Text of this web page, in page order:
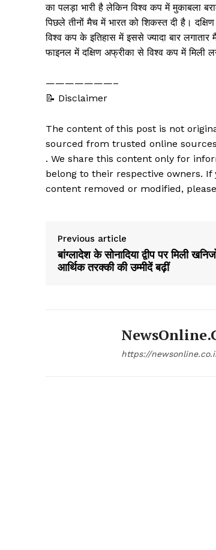
का पलड़ा भारी है लेकिन विश्व कप में मुकाबला
पिछले तीनों मैच में भारत को शिकस्त दी है।
विश्व कप के इतिहास में इससे ज्यादा बार
फाइनल में दक्षिण अफ्रीका से विश्व कप में मिली
———————–
📝 Disclaimer
The content of this post is not
sourced from trusted online
. We share this content only for
belong to their respective owners.
content removed or modified,
Previous article
बांग्लादेश के सोनादिया द्वीप पर मिली
आर्थिक तरक्की की उम्मीदें बढ़ीं
https://